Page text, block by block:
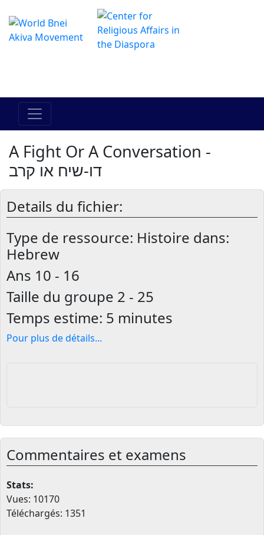
A Fight Or A Conversation -
דו-שיח או קרב
Details du fichier:
Type de ressource: Histoire dans:
Hebrew
Ans 10 - 16
Taille du groupe 2 - 25
Temps estime: 5 minutes
Pour plus de détails...
Commentaires et examens
Stats:
Vues: 10170
Téléchargés: 1351